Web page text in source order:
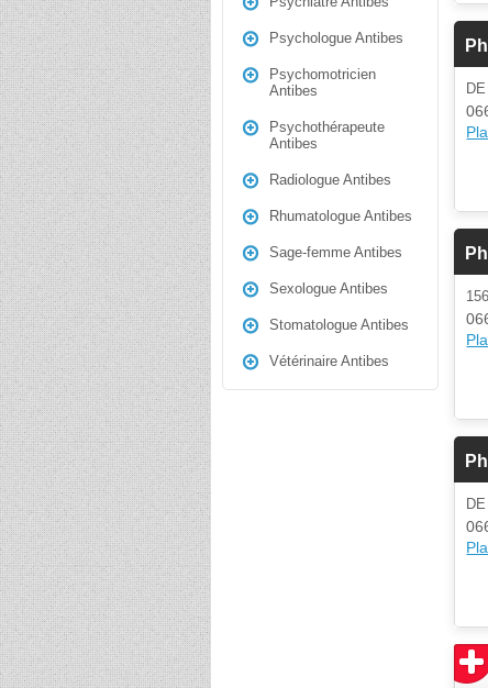
Psychologue Antibes
Psychomotricien
Antibes
Psychothérapeute
Antibes
Radiologue Antibes
Rhumatologue Antibes
Sage-femme Antibes
Sexologue Antibes
Stomatologue Antibes
Vétérinaire Antibes